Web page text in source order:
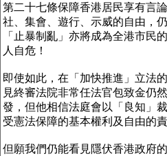
第二十七條保障香港居民享有言
社、集會、遊行、示威的自由，
「止暴制亂」亦將成為全港市民
人自危！
即使如此，在「加快推進」立法
見終審法院非常任法官包致金仍
發，但他相信法庭會以「良知」
受憲法保障的基本權利及自由的責
但願我們仍能看見隱伏香港政府